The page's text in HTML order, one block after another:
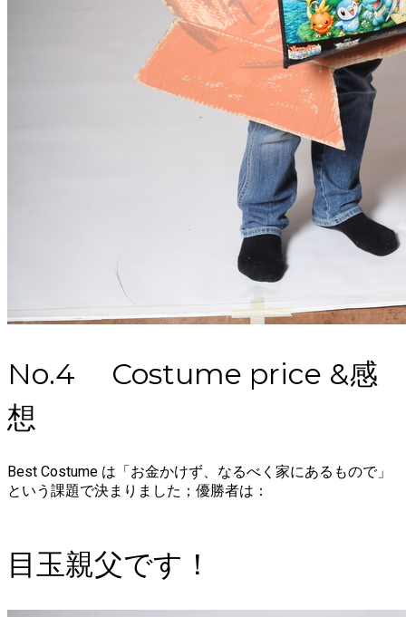
No.4 Costume price &感
想
Best Costume は「お金かけず、なるべく家にあるもので」
という課題で決まりました；優勝者は：
目玉親父です！